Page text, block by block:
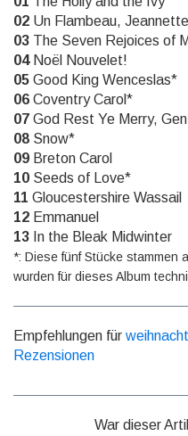
02 Un Flambeau,
03 The Seven Rejoices of
04Noël Nouvelet!
05 Good King Wenceslas*
06 Coventry Carol*
07 God Rest Ye Merry,
08 Snow*
09 Breton Carol
10 Seeds of Love*
11 Gloucestershire Wassail
12 Emmanuel
13 In the Bleak Midwinter
*: Diese fünf Stücke stammen
wurden für dieses Album
Empfehlungen für
Rezensionen
War dieser